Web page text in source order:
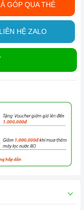
GÓP QUA THẺ
LIÊN HỆ ZALO